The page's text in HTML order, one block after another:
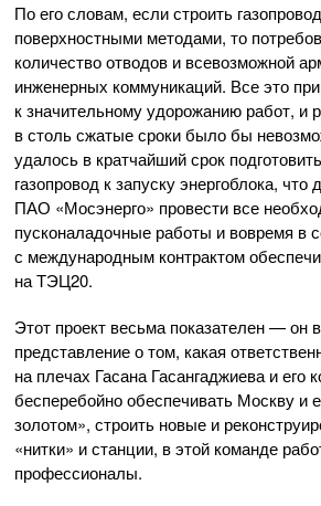
По его словам, если строить
поверхностными методами, то
количество отводов и всевозможной
инженерных коммуникаций. Все это
к значительному удорожанию работ, и
в столь сжатые сроки было бы
удалось в кратчайший срок
газопровод к запуску энергоблока, что
ПАО «Мосэнерго» провести все
пусконаладочные работы и вовремя в
с международным контрактом
на ТЭЦ­20.
Этот проект весьма показателен — он
представление о том, какая
на плечах Гасана Гасангаджиева и его
бесперебойно обеспечивать Москву и
золотом», строить новые и
«нитки» и станции, в этой команде
профессионалы.